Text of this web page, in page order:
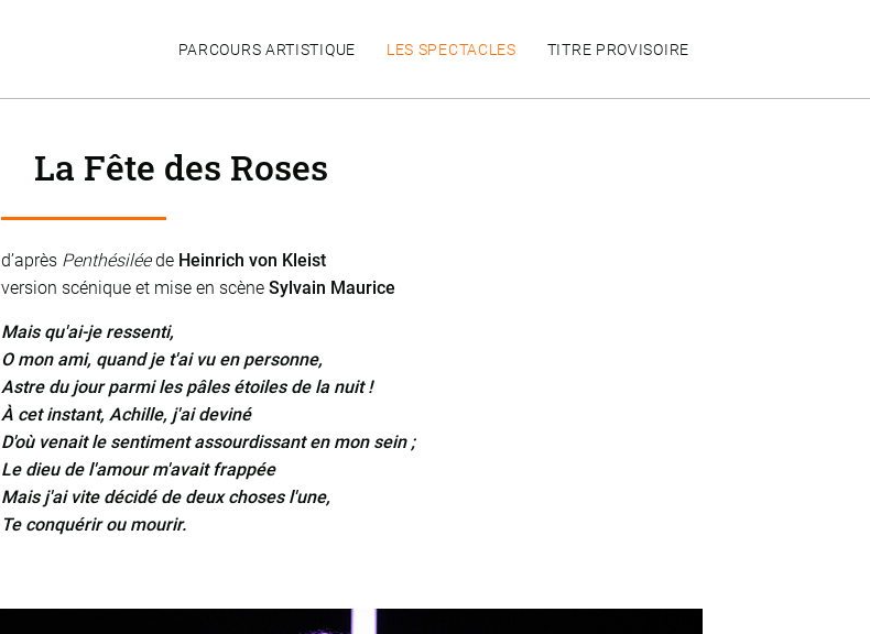
PARCOURS ARTISTIQUE LES SPECTACLES TITRE PROVISOIRE
La Fête des Roses
d’après Penthésiléede Heinrich von Kleist
version scénique et mise en scèneSylvain Maurice
Mais qu'ai-je ressenti,
O mon ami, quand je t'ai vu en personne,
Astre du jour parmi les pâles étoiles de la nuit !
À cet instant, Achille, j'ai deviné
D'où venait le sentiment assourdissant en mon sein ;
Le dieu de l'amour m'avait frappée
Mais j'ai vite décidé de deux choses l'une,
Te conquérir ou mourir.